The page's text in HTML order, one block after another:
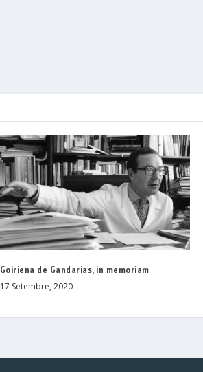
Goiriena de Gandarias, in memoriam
17 Setembre, 2020